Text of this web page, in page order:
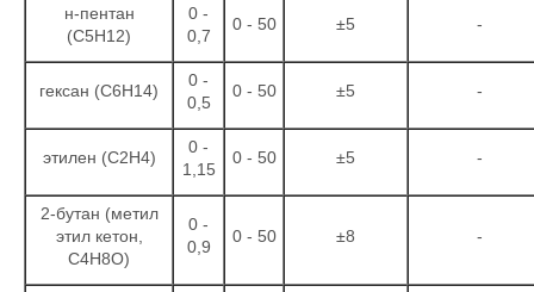
н-пентан
(С5Н12)
0 -
0,7
0 - 50 ±5 -
гексан (С6Н14)
0 -
0,5
0 - 50 ±5 -
этилен (С2Н4)
0 -
1,15
0 - 50 ±5 -
2-бутан (метил
этил кетон,
С4Н8О)
0 -
0,9
0 - 50 ±8 -